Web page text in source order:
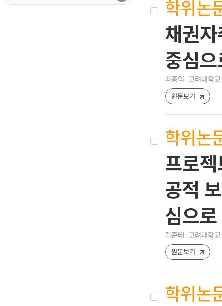
학위논
채권
중심으
최종익 고려대학
원문보기
학위논
프로
공적
심으로
김준태 고려대학
원문보기
학위논